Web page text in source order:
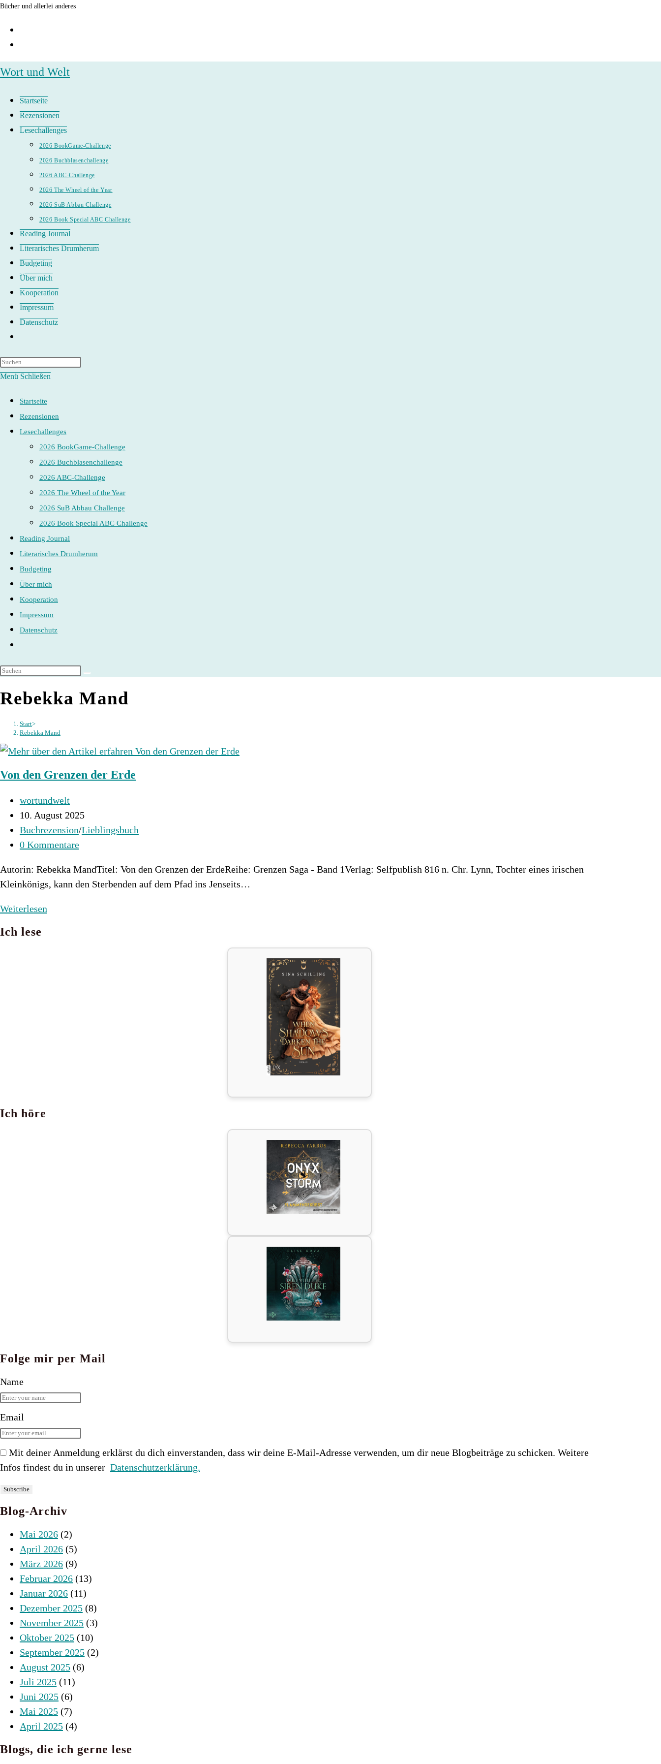
Zum
Bücher und allerlei anderes
Wort und Welt
Startseite
Rezensionen
Lesechallenges
2026 BookGame-Challenge
2026 Buchblasenchallenge
2026 ABC-Challenge
2026 The Wheel of the Year
2026 SuB Abbau Challenge
2026 Book Special ABC Challenge
Reading Journal
Literarisches Drumherum
Budgeting
Über mich
Kooperation
Impressum
Datenschutz
umschalten
Menü Schließen
Startseite
Rezensionen
Lesechallenges
2026 BookGame-Challenge
2026 Buchblasenchallenge
2026 ABC-Challenge
2026 The Wheel of the Year
2026 SuB Abbau Challenge
2026 Book Special ABC Challenge
Reading Journal
Literarisches Drumherum
Budgeting
Über mich
Kooperation
Impressum
Datenschutz
umschalten
Rebekka Mand
Start>
Rebekka Mand
Von den Grenzen der Erde
Beitrags-
Autor:
wortundwelt
Beitrag
veröffentlicht:
10. August 2025
Beitrags-
Kategorie:
Buchrezension/Lieblingsbuch
Beitrags-
0 Kommentare
Autorin: Rebekka MandTitel: Von den Grenzen der ErdeReihe: Grenzen Saga - Band 1Verlag: Selfpublish 816 n. Chr. Lynn, Tochter eines irischen
Kleinkönigs, kann den Sterbenden auf dem Pfad ins Jenseits…
Weiterlesen
Ich lese
Ich höre
Folge mir per Mail
Name
Email
Mit deiner Anmeldung erklärst du dich einverstanden, dass wir deine E-Mail-Adresse verwenden, um dir neue Blogbeiträge zu schicken. Weitere
Infos findest du in unserer Datenschutzerklärung.
Blog-Archiv
Mai 2026 (2)
April 2026 (5)
März 2026 (9)
Februar 2026 (13)
Januar 2026 (11)
Dezember 2025 (8)
November 2025 (3)
Oktober 2025 (10)
September 2025 (2)
August 2025 (6)
Juli 2025 (11)
Juni 2025 (6)
Mai 2025 (7)
April 2025 (4)
Blogs, die ich gerne lese